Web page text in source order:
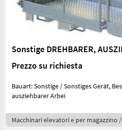
Prezzo su richiesta
Bauart: Sonstige / Sonstiges Gerät, Beschreibung: Drehbarer,
ausziehbarer Arbei
Macchinari elevatori e per magazzino /